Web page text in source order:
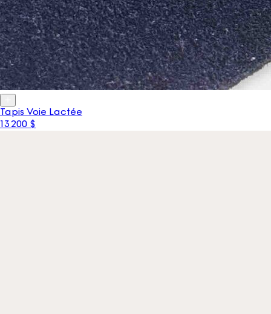
Tapis Voie Lactée
13 200 $